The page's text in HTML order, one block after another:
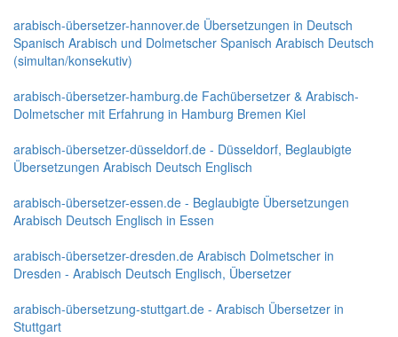
arabisch-übersetzer-hannover.de Übersetzungen in Deutsch
Spanisch Arabisch und Dolmetscher Spanisch Arabisch Deutsch
(simultan/konsekutiv)
arabisch-übersetzer-hamburg.de Fachübersetzer & Arabisch-
Dolmetscher mit Erfahrung in Hamburg Bremen Kiel
arabisch-übersetzer-düsseldorf.de - Düsseldorf, Beglaubigte
Übersetzungen Arabisch Deutsch Englisch
arabisch-übersetzer-essen.de - Beglaubigte Übersetzungen
Arabisch Deutsch Englisch in Essen
arabisch-übersetzer-dresden.de Arabisch Dolmetscher in
Dresden - Arabisch Deutsch Englisch, Übersetzer
arabisch-übersetzung-stuttgart.de - Arabisch Übersetzer in
Stuttgart